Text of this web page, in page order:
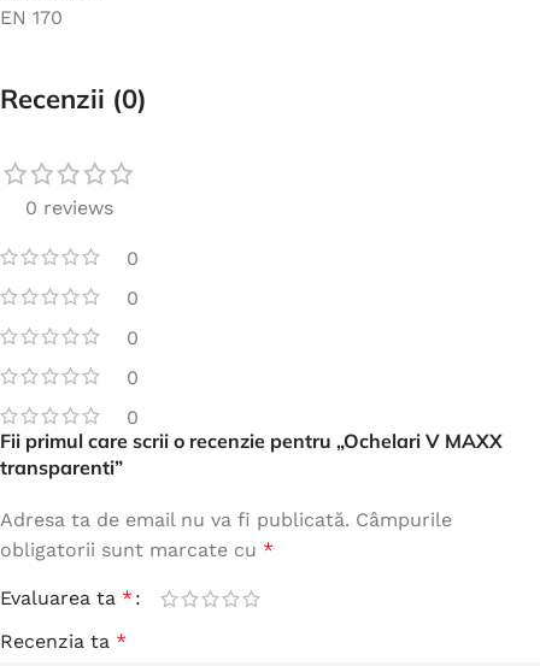
EN 170
Recenzii (0)
0 reviews
0
0
0
0
0
Fii primul care scrii o recenzie pentru „Ochelari V MAXX
transparenti”
Adresa ta de email nu va fi publicată. Câmpurile
obligatorii sunt marcate cu *
Evaluarea ta *
Recenzia ta *